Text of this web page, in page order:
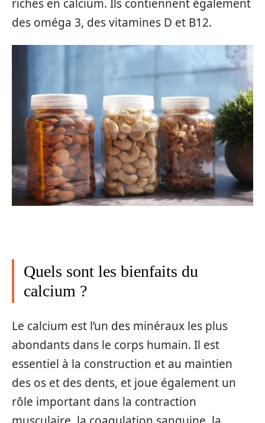
riches en calcium. Ils contiennent également
des oméga 3, des vitamines D et B12.
Quels sont les bienfaits du
calcium ?
Le calcium est l’un des minéraux les plus
abondants dans le corps humain. Il est
essentiel à la construction et au maintien
des os et des dents, et joue également un
rôle important dans la contraction